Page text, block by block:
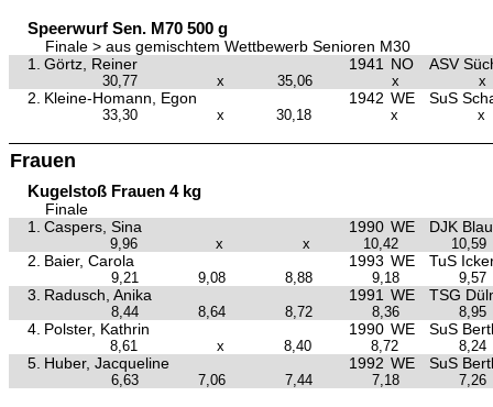
Speerwurf Sen. M70 500 g
Finale > aus gemischtem Wettbewerb Senioren M30
1.
Görtz, Reiner 1941 NO ASV
30,77 x 35,06 x x
2. Kleine-Homann, Egon 1942 WE SuS
33,30 x 30,18 x x
Frauen
Kugelstoß Frauen 4 kg
Finale
1.
Caspers, Sina 1990 WE DJK
9,96 x x 10,42 10,59
2. Baier, Carola 1993 WE TuS
9,21 9,08 8,88 9,18 9,57
3. Radusch, Anika 1991 WE TSG
8,44 8,64 8,72 8,36 8,95
4. Polster, Kathrin 1990 WE SuS
8,61 x 8,40 8,72 8,24
5. Huber, Jacqueline 1992 WE SuS
6,63 7,06 7,44 7,18 7,26